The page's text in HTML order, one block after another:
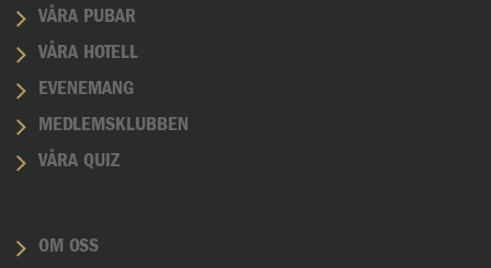
VÅRA PUBAR
VÅRA HOTELL
EVENEMANG
MEDLEMSKLUBBEN
VÅRA QUIZ
OM OSS